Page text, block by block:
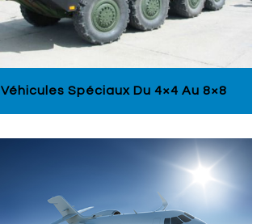
Véhicules Spéciaux Du 4×4 Au 8×8